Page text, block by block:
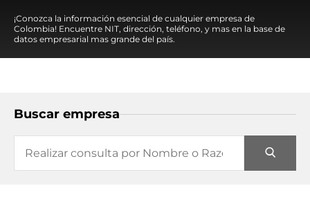
¡Conozca la información esencial de cualquier empresa de
Colombia! Encuentre NIT, dirección, teléfono, y mas en la base de
datos empresarial mas grande del país.
Buscar empresa